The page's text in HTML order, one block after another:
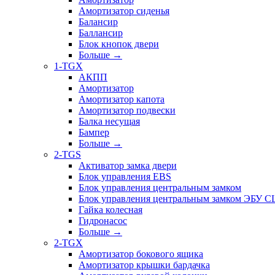
Амортизатор сиденья
Балансир
Баллансир
Блок кнопок двери
Больше →
1-TGX
АКПП
Амортизатор
Амортизатор капота
Амортизатор подвески
Балка несущая
Бампер
Больше →
2-TGS
Активатор замка двери
Блок управления EBS
Блок управления центральным замком
Блок управления центральным замком ЭБУ
Гайка колесная
Гидронасос
Больше →
2-TGX
Амортизатор бокового ящика
Амортизатор крышки бардачка